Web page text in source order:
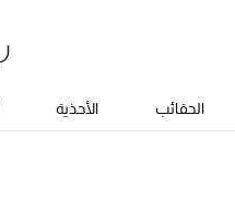
الحقائب الأحذية